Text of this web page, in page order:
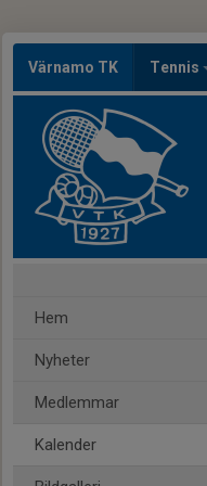
Värnamo TK Tennis
Hem
Nyheter
Medlemmar
Kalender